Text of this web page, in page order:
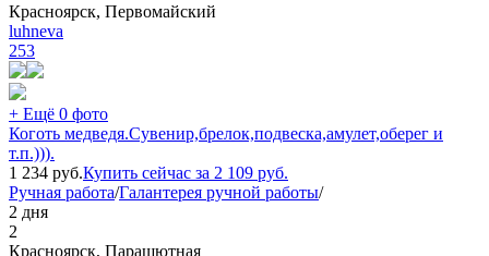
Красноярск, Первомайский
luhneva
253
+ Ещё 0 фото
Коготь медведя.Сувенир,брелок,подвеска,амулет,оберег и
т.п.))).
1 234 руб.Купить сейчас за 2 109 руб.
Ручная работа/Галантерея ручной работы/
2 дня
2
Красноярск, Парашютная